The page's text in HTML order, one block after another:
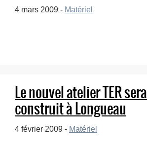
4 mars 2009 - Matériel
Le nouvel atelier TER sera
construit à Longueau
4 février 2009 - Matériel